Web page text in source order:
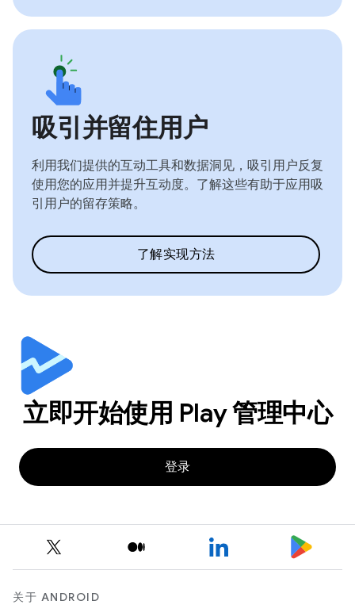
吸引并留住用户
利用我们提供的互动工具和数据洞见，吸引用户反复
使用您的应用并提升互动度。了解这些有助于应用吸
引用户的留存策略。
了解实现方法
立即开始使用 Play 管理中心
登录
关于 ANDROID